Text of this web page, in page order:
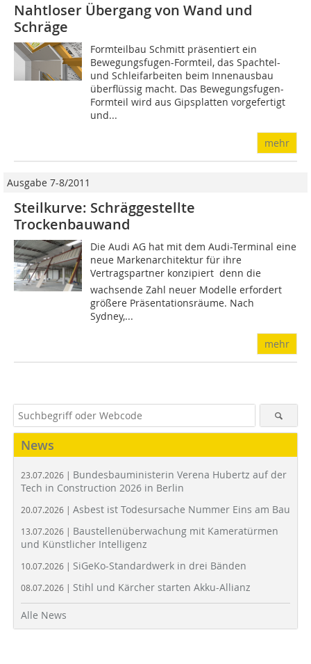
Nahtloser Übergang von Wand und
Schräge
Formteilbau Schmitt präsentiert ein
Bewegungsfugen-Formteil, das Spachtel-
und Schleifarbeiten beim Innenausbau
überflüssig macht. Das Bewegungsfugen-
Formteil wird aus Gipsplatten vorgefertigt
und...
mehr
Ausgabe 7-8/2011
Steilkurve: Schräggestellte
Trockenbauwand
Die Audi AG hat mit dem Audi-Terminal eine
neue Markenarchitektur für ihre
Vertragspartner konzipiert  denn die
wachsende Zahl neuer Modelle erfordert
größere Präsentationsräume. Nach
Sydney,...
mehr
News
23.07.2026 | Bundesbauministerin Verena Hubertz auf der
Tech in Construction 2026 in Berlin
20.07.2026 | Asbest ist Todesursache Nummer Eins am Bau
13.07.2026 | Baustellenüberwachung mit Kameratürmen
und Künstlicher Intelligenz
10.07.2026 | SiGeKo-Standardwerk in drei Bänden
08.07.2026 | Stihl und Kärcher starten Akku-Allianz
Alle News